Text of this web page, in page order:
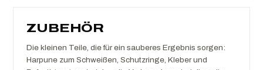
ZUBEHÖR
Die kleinen Teile, die für ein sauberes Ergebnis sorgen:
Harpune zum Schweißen, Schutzringe, Kleber und